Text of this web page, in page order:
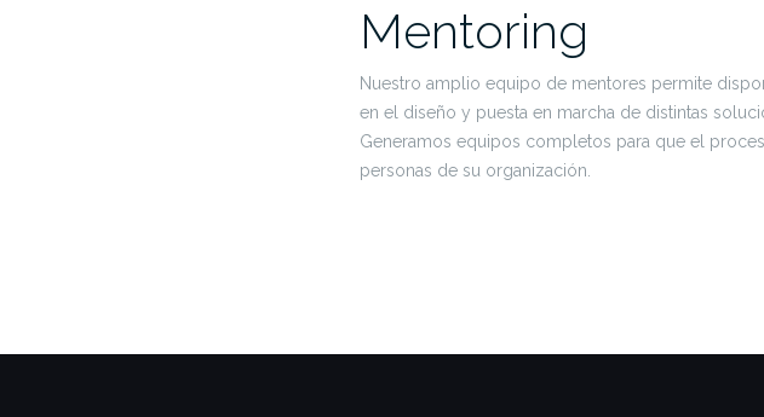
Mentoring
Nuestro amplio equipo de mentores permite
en el diseño y puesta en marcha de distintas
Generamos equipos completos para que el
personas de su organización.